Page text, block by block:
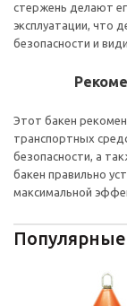
стержень делают
эксплуатации, что
безопасности и
Этот бакен
транспортных
безопасности, а
бакен правильно
максимальной